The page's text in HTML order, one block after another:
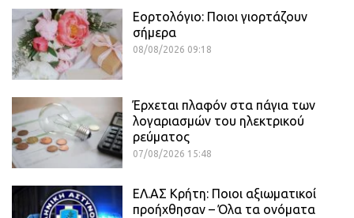
Εορτολόγιο: Ποιοι γιορτάζουν
σήμερα
08/08/2026 09:18
Έρχεται πλαφόν στα πάγια των
λογαριασμών του ηλεκτρικού
ρεύματος
07/08/2026 15:48
ΕΛ.ΑΣ Κρήτη: Ποιοι αξιωματικοί
προήχθησαν – Όλα τα ονόματα